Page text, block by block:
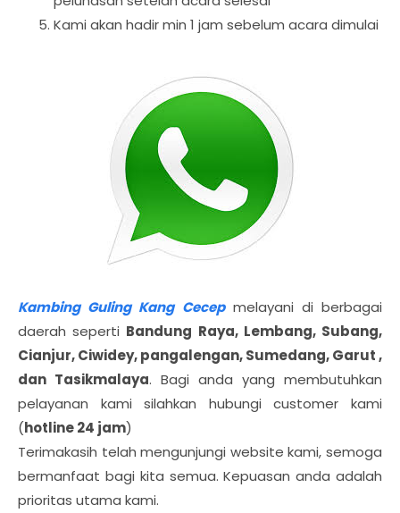
Kami akan hadir min 1 jam sebelum acara dimulai
Kambing Guling Kang Cecepmelayani di berbagai
daerah seperti Bandung Raya, Lembang, Subang,
Cianjur, Ciwidey, pangalengan, Sumedang, Garut ,
dan Tasikmalaya. Bagi anda yang membutuhkan
pelayanan kami silahkan hubungi customer kami
(hotline 24 jam)
Terimakasih telah mengunjungi website kami, semoga
bermanfaat bagi kita semua. Kepuasan anda adalah
prioritas utama kami.